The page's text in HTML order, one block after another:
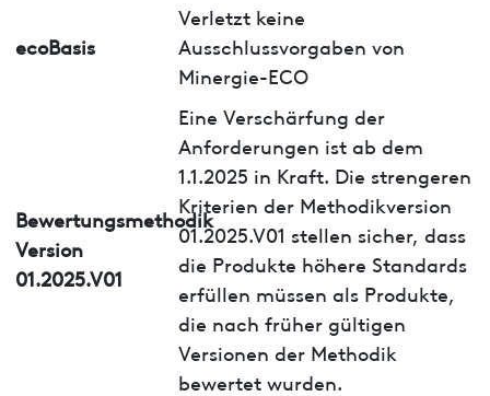
ecoBasis
Verletzt keine
Ausschlussvorgaben von
Minergie-ECO
Bewertungsmethodik
Version
01.2025.V01
Eine Verschärfung der
Anforderungen ist ab dem
1.1.2025 in Kraft. Die strengeren
Kriterien der Methodikversion
01.2025.V01 stellen sicher, dass
die Produkte höhere Standards
erfüllen müssen als Produkte,
die nach früher gültigen
Versionen der Methodik
bewertet wurden.